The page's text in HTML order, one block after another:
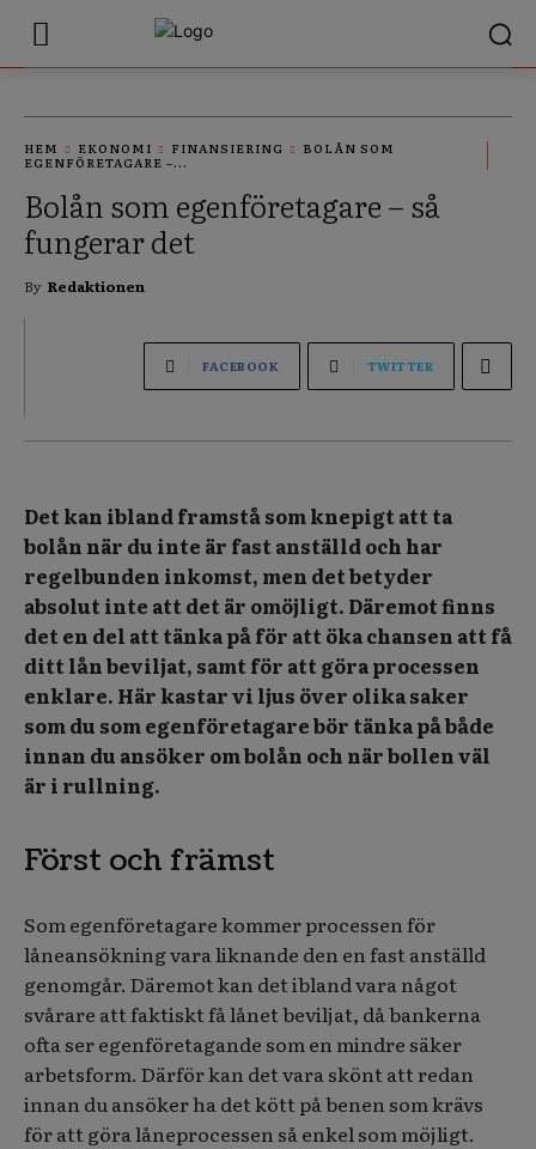
HEM EKONOMI FINANSIERING
BOLÅN SOM
EGENFÖRETAGARE –...
Bolån som egenföretagare – så
fungerar det
By Redaktionen
FACEBOOK TWITTER
Det kan ibland framstå som knepigt att ta
bolån när du inte är fast anställd och har
regelbunden inkomst, men det betyder
absolut inte att det är omöjligt. Däremot finns
det en del att tänka på för att öka chansen att få
ditt lån beviljat, samt för att göra processen
enklare. Här kastar vi ljus över olika saker
som du som egenföretagare bör tänka på både
innan du ansöker om bolån och när bollen väl
är i rullning.
Först och främst
Som egenföretagare kommer processen för
låneansökning vara liknande den en fast anställd
genomgår. Däremot kan det ibland vara något
svårare att faktiskt få lånet beviljat, då bankerna
ofta ser egenföretagande som en mindre säker
arbetsform. Därför kan det vara skönt att redan
innan du ansöker ha det kött på benen som krävs
för att göra låneprocessen så enkel som möjligt.